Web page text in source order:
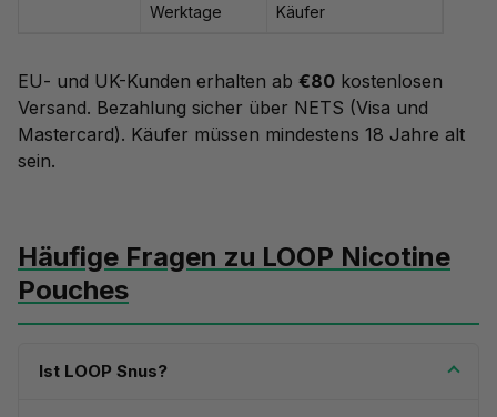
Werktage
Käufer
EU- und UK-Kunden erhalten ab €80 kostenlosen
Versand. Bezahlung sicher über NETS (Visa und
Mastercard). Käufer müssen mindestens 18 Jahre alt
sein.
Häufige Fragen zu LOOP Nicotine
Pouches
Ist LOOP Snus?